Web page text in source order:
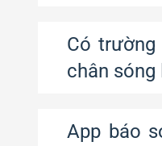
Có
chân sóng
App báo